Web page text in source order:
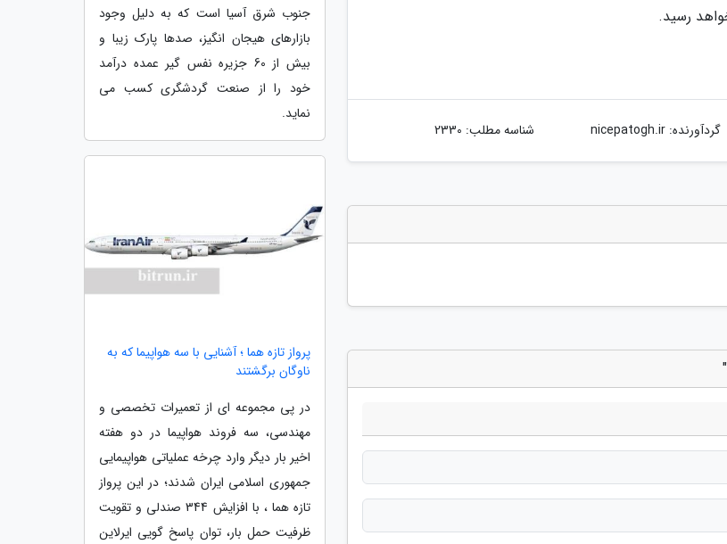
گردآورنده:nicepatogh.ir شناسه مطلب: 2330
جنوب شرق آسیا است که به دلیل وجود
بازارهای هیجان انگیز، صدها پارک زیبا و
بیش از 60 جزیره نفس گیر عمده درآمد
خود را از صنعت گردشگری کسب می
نماید.
پرواز تازه هما ؛ آشنایی با سه هواپیما که به
ناوگان برگشتند
در پی مجموعه ای از تعمیرات تخصصی و
مهندسی، سه فروند هواپیما در دو هفته
اخیر بار دیگر وارد چرخه عملیاتی هواپیمایی
جمهوری اسلامی ایران شدند؛ در این پرواز
تازه هما ، با افزایش 344 صندلی و تقویت
ظرفیت حمل بار، توان پاسخ گویی ایرلاین